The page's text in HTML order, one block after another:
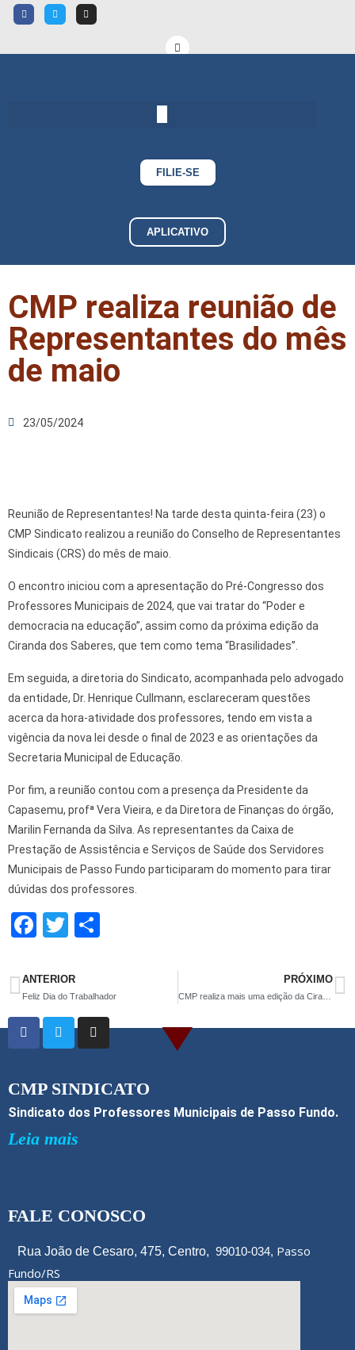
FILIE-SE
APLICATIVO
CMP realiza reunião de
Representantes do mês
de maio
23/05/2024
Reunião de Representantes! Na tarde desta quinta-feira (23) o
CMP Sindicato realizou a reunião do Conselho de Representantes
Sindicais (CRS) do mês de maio.
O encontro iniciou com a apresentação do Pré-Congresso dos
Professores Municipais de 2024, que vai tratar do “Poder e
democracia na educação”, assim como da próxima edição da
Ciranda dos Saberes, que tem como tema “Brasilidades”.
Em seguida, a diretoria do Sindicato, acompanhada pelo advogado
da entidade, Dr. Henrique Cullmann, esclareceram questões
acerca da hora-atividade dos professores, tendo em vista a
vigência da nova lei desde o final de 2023 e as orientações da
Secretaria Municipal de Educação.
Por fim, a reunião contou com a presença da Presidente da
Capasemu, profª Vera Vieira, e da Diretora de Finanças do órgão,
Marilin Fernanda da Silva. As representantes da Caixa de
Prestação de Assistência e Serviços de Saúde dos Servidores
Municipais de Passo Fundo participaram do momento para tirar
dúvidas dos professores.
F
ce
b
o
o
k
T
tt
er e
ANTERIOR
Feliz Dia do Trabalhador
PRÓXIMO
CMP realiza mais uma edição da Ciranda dos Saberes
CMP SINDICATO
Sindicato dos Professores Municipais de Passo Fundo.
Leia mais
FALE CONOSCO
Rua João de Cesaro, 475, Centro, 99010-034, Passo
Fundo/RS